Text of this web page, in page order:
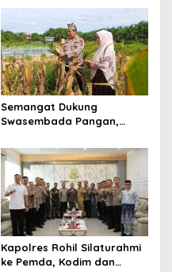
Warga Pulau Jambu Kuok
Semangat Dukung
Swasembada Pangan,
Langsung Panen Jagung di
Sendayan
Kapolres Rohil Silaturahmi
ke Pemda, Kodim dan